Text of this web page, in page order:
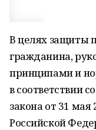
В целях защиты
гражданина,
принципами и
в соответствии
закона от 31
Российской